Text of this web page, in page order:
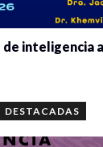
de inteligencia
DESTACADAS